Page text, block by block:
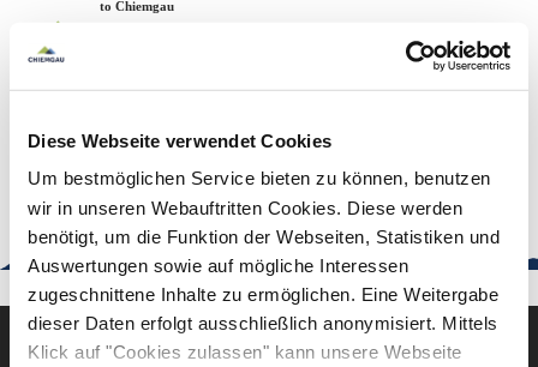
Diese Webseite verwendet Cookies
Um bestmöglichen Service bieten zu können, benutzen
wir in unseren Webauftritten Cookies. Diese werden
benötigt, um die Funktion der Webseiten, Statistiken und
Auswertungen sowie auf mögliche Interessen
zugeschnittene Inhalte zu ermöglichen. Eine Weitergabe
dieser Daten erfolgt ausschließlich anonymisiert. Mittels
Klick auf "Cookies zulassen" kann unsere Webseite
Back to the home page
Welcome to Chiemgau
urlaub@chiemgau.bayern
+49 (861) 988 231-20
Good to know
Deutsch English